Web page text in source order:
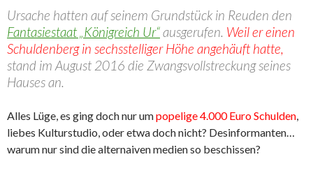
Ursache hatten auf seinem Grundstück in Reuden den
Fantasiestaat „Königreich Ur“ausgerufen. Weil er einen
Schuldenberg in sechsstelliger Höhe angehäuft hatte,
stand im August 2016 die Zwangsvollstreckung seines
Hauses an.
Alles Lüge, es ging doch nur umpopelige 4.000 Euro Schulden
liebes Kulturstudio, oder etwa doch nicht? Desinformanten…
warum nur sind die alternaiven medien so beschissen?